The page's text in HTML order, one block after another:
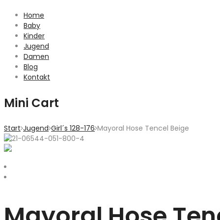
Home
Baby
Kinder
Jugend
Damen
Blog
Kontakt
Mini Cart
Start Jugend Girl´s 128-176 Mayoral Hose Tencel Beige